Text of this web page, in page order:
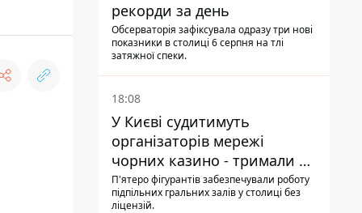
рекорди за день
Обсерваторія зафіксувала одразу три нові
показники в столиці 6 серпня на тлі
затяжної спеки.
18:08
У Києві судитимуть
організаторів мережі
чорних казино - тримали 39
закладів
П'ятеро фігурантів забезпечували роботу
підпільних гральних залів у столиці без
ліцензій.